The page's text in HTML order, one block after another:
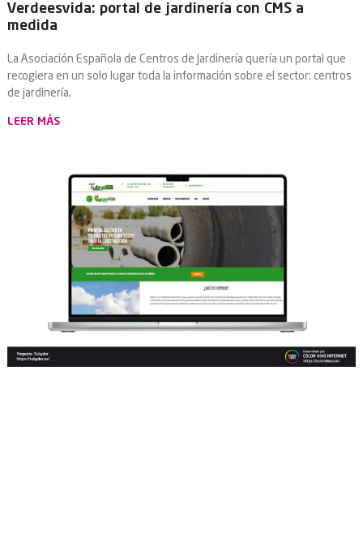
Verdeesvida: portal de jardinería con CMS a
medida
La Asociación Española de Centros de Jardinería quería un portal que
recogiera en un solo lugar toda la información sobre el sector: centros
de jardinería,
LEER MÁS